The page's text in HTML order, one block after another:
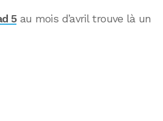
5au mois d’avril trouve là un